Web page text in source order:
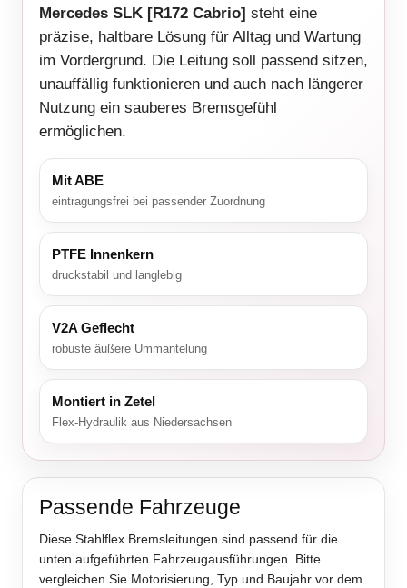
Mercedes SLK [R172 Cabrio] steht eine
präzise, haltbare Lösung für Alltag und Wartung
im Vordergrund. Die Leitung soll passend sitzen,
unauffällig funktionieren und auch nach längerer
Nutzung ein sauberes Bremsgefühl
ermöglichen.
Mit ABE
eintragungsfrei bei passender Zuordnung
PTFE Innenkern
druckstabil und langlebig
V2A Geflecht
robuste äußere Ummantelung
Montiert in Zetel
Flex-Hydraulik aus Niedersachsen
Passende Fahrzeuge
Diese Stahlflex Bremsleitungen sind passend für die
unten aufgeführten Fahrzeugausführungen. Bitte
vergleichen Sie Motorisierung, Typ und Baujahr vor dem